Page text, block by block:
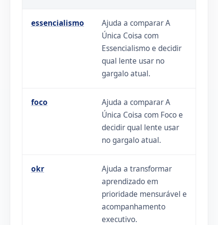
essencialismo
Ajuda a comparar A
Única Coisa com
Essencialismo e decidir
qual lente usar no
gargalo atual.
foco
Ajuda a comparar A
Única Coisa com Foco e
decidir qual lente usar
no gargalo atual.
okr
Ajuda a transformar
aprendizado em
prioridade mensurável e
acompanhamento
executivo.